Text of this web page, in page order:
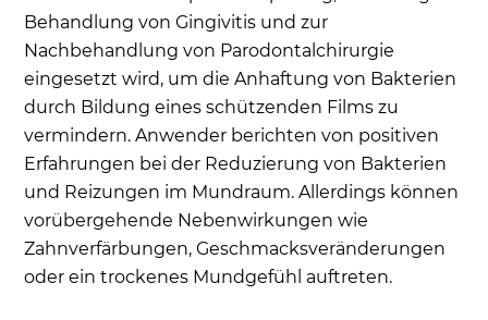
Behandlung von Gingivitis und zur
Nachbehandlung von Parodontalchirurgie
eingesetzt wird, um die Anhaftung von Bakterien
durch Bildung eines schützenden Films zu
vermindern. Anwender berichten von positiven
Erfahrungen bei der Reduzierung von Bakterien
und Reizungen im Mundraum. Allerdings können
vorübergehende Nebenwirkungen wie
Zahnverfärbungen, Geschmacksveränderungen
oder ein trockenes Mundgefühl auftreten.